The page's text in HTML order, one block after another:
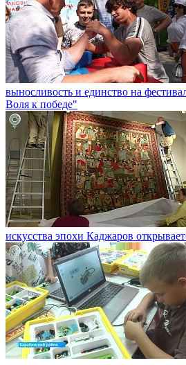
выносливость и единство на
Воля к победе"
искусства эпохи Каджаров